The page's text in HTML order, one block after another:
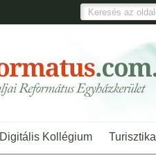
Digitális Kollégium Turisztika